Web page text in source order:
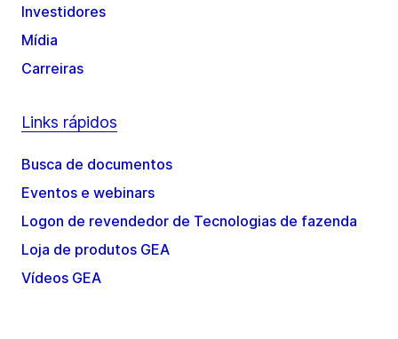
Investidores
Mídia
Carreiras
Links rápidos
Busca de documentos
Eventos e webinars
Logon de revendedor de Tecnologias de fazenda
Loja de produtos GEA
Vídeos GEA